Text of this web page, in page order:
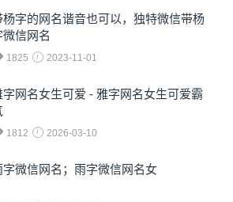
杨字的网名谐音也可以，独特微信带杨
微信网名
1825 2023-11-01
字网名女生可爱 - 雅字网名女生可爱霸
1812 2026-03-10
字微信网名；雨字微信网名女